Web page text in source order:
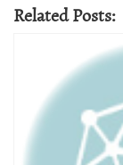
Related Posts: